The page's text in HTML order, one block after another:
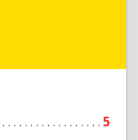
5
г, 60 лет